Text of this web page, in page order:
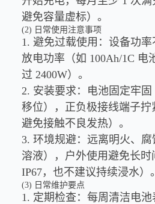
避免容量虚标）。
(2) 日常使用注意事项
1. 避免过载使用：设备功
放电功率（如 100Ah/1C 电
过 2400W）。
2. 安装要求：电池固定牢
移位），正负极接线端子拧
避免接触不良发热）。
3. 环境规避：远离明火、
溶液），户外使用避免长时
IP67，也不建议持续浸水）。
(3) 日常维护要点
1. 定期检查：每周清洁电